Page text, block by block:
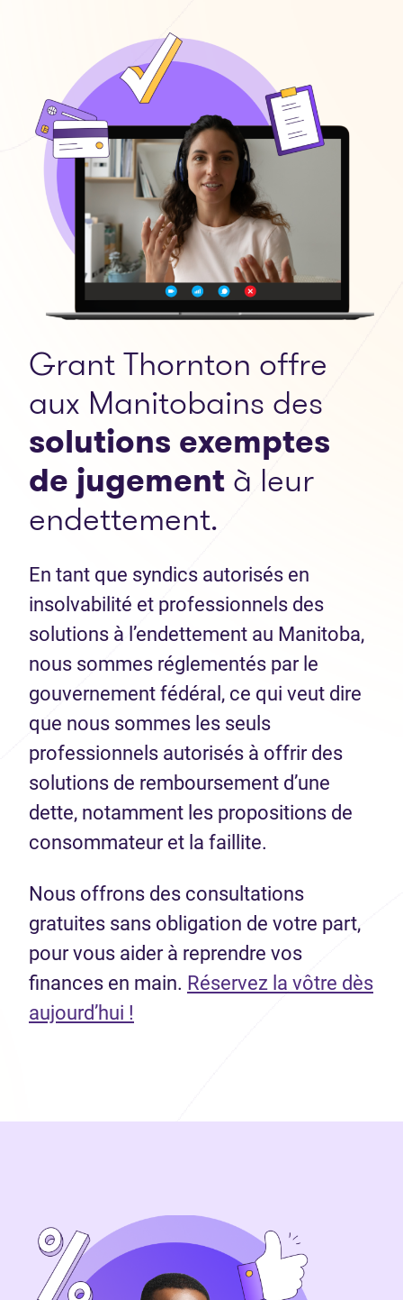
Grant Thornton offre
aux Manitobains des
solutions exemptes
de jugementà leur
endettement.
En tant que syndics autorisés en
insolvabilité et professionnels des
solutions à l’endettement au Manitoba,
nous sommes réglementés par le
gouvernement fédéral, ce qui veut dire
que nous sommes les seuls
professionnels autorisés à offrir des
solutions de remboursement d’une
dette, notamment les propositions de
consommateur et la faillite.
Nous offrons des consultations
gratuites sans obligation de votre part,
pour vous aider à reprendre vos
finances en main. Réservez la vôtre dès
aujourd’hui !